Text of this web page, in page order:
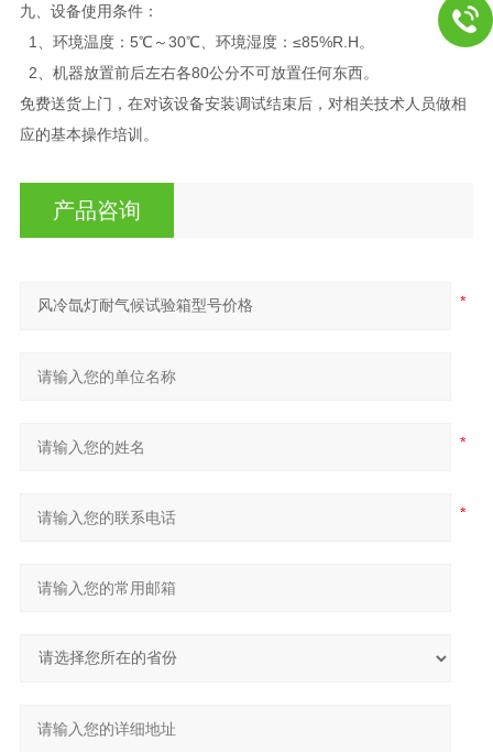
九、设备使用条件：
1、环境温度：5℃～30℃、环境湿度：≤85%R.H。
2、机器放置前后左右各80公分不可放置任何东西。
免费送货上门，在对该设备安装调试结束后，对相关技术人员做相
应的基本操作培训。
产品咨询